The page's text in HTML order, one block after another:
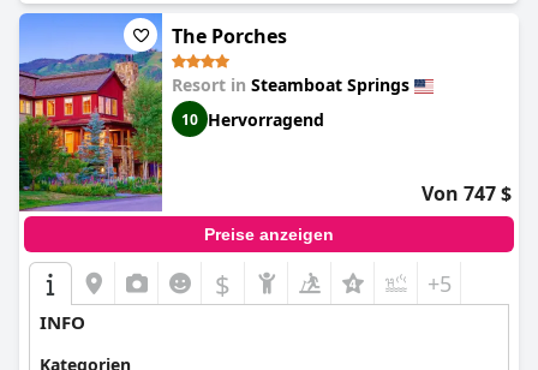
The Porches
Resort in Steamboat Springs
10 Hervorragend
Von 747 $
Preise anzeigen
$ +5
INFO
Kategorien